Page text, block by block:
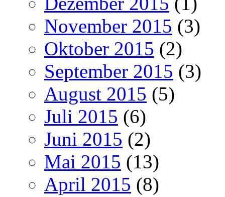
November 2015 (3)
Oktober 2015 (2)
September 2015 (3)
August 2015 (5)
Juli 2015 (6)
Juni 2015 (2)
Mai 2015 (13)
April 2015 (8)